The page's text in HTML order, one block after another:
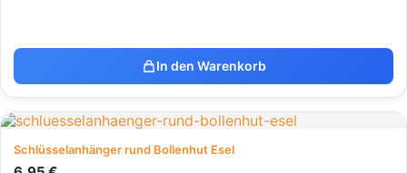
In den Warenkorb
Schlüsselanhänger rund Bollenhut Esel